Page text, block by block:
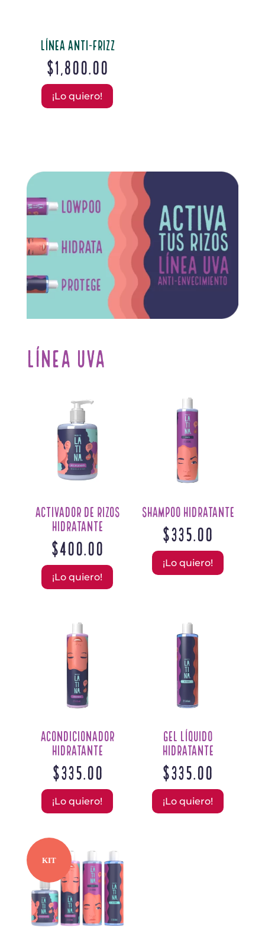
Línea Anti-Frizz
$1,800.00
¡Lo quiero!
Línea Uva
Activador de Rizos
Hidratante
$400.00
¡Lo quiero!
Shampoo Hidratante
$335.00
¡Lo quiero!
Acondicionador
Hidratante
$335.00
¡Lo quiero!
Gel Líquido
Hidratante
$335.00
¡Lo quiero!
KIT